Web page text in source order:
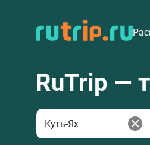
RuTrip —